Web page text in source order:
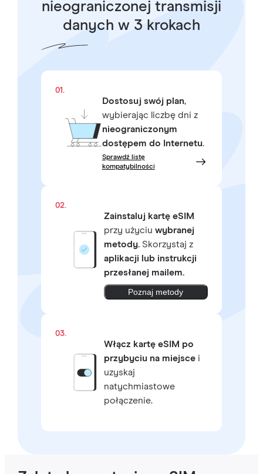
nieograniczonej transmisji
danych w 3 krokach
01.
Dostosuj swój plan,
wybierając liczbę dni z
nieograniczonym
dostępem do Internetu.
Sprawdź listę
kompatybilności
02.
Zainstaluj kartę eSIM
przy użyciu wybranej
metody.Skorzystaj z
aplikacji lub instrukcji
przesłanej mailem.
Poznaj metody
03.
Włącz kartę eSIM po
przybyciu na miejscei
uzyskaj
natychmiastowe
połączenie.